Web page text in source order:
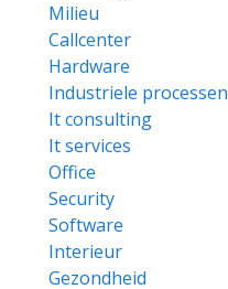
Milieu
Callcenter
Hardware
Industriele processen
It consulting
It services
Office
Security
Software
Interieur
Gezondheid